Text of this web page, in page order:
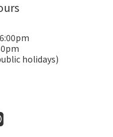
holidays)